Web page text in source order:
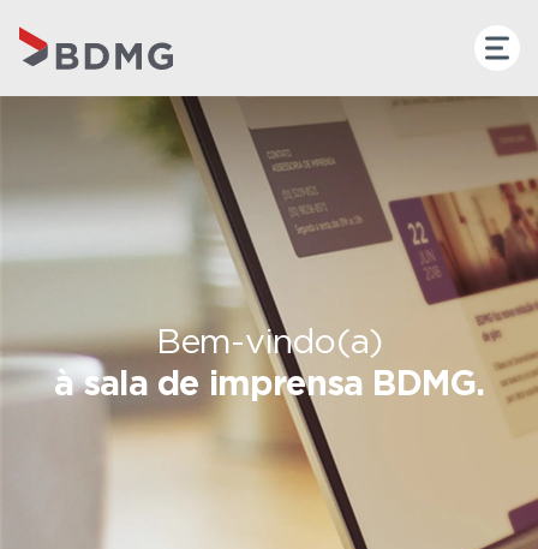
Bem-vindo(a)
à sala de imprensa BDMG.